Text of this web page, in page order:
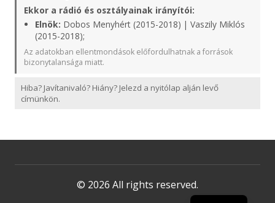
Ekkor a rádió és osztályainak irányítói:
Elnök: Dobos Menyhért (2015-2018) | Vaszily Miklós
(2015-2018);
Az adatokban ellentmondások előfordulhatnak a források
bizonytalansága miatt.
Hiba? Javítanivaló? Hiány? Jelezd a nyitólap alján levő
címünkön.
© 2026 All rights reserved.